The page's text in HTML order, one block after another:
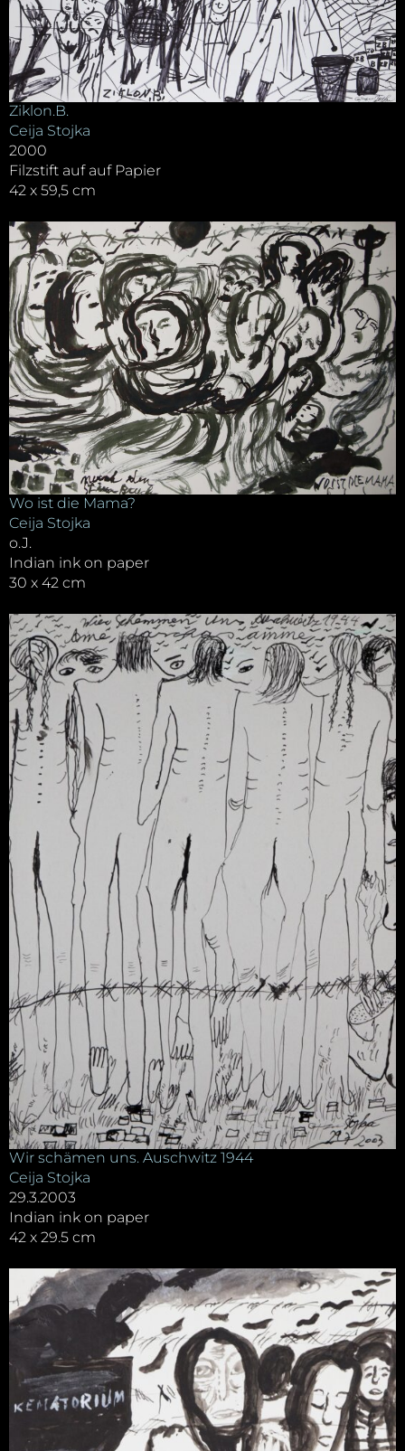
Ziklon.B.
Ceija Stojka
2000
Filzstift auf auf Papier
42 x 59,5 cm
Wo ist die Mama?
Ceija Stojka
o.J.
Indian ink on paper
30 x 42 cm
Wir schämen uns. Auschwitz 1944
Ceija Stojka
29.3.2003
Indian ink on paper
42 x 29.5 cm